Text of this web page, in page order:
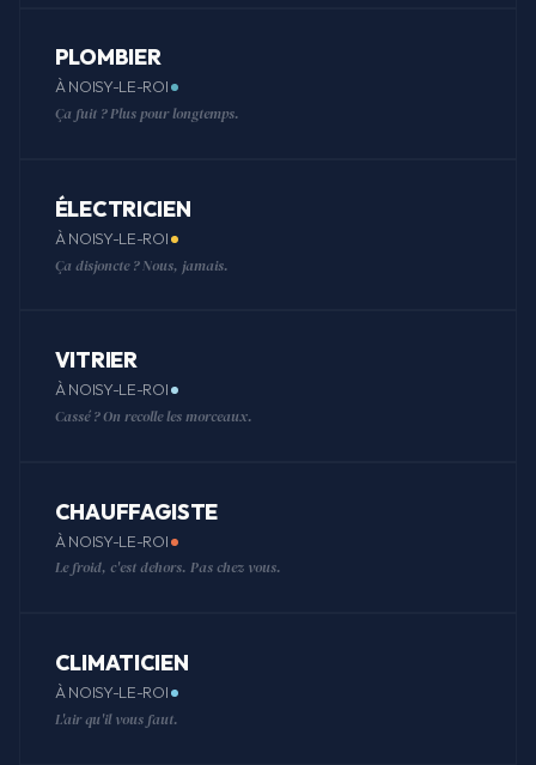
PLOMBIER
À NOISY-LE-ROI
Ça fuit ? Plus pour longtemps.
ÉLECTRICIEN
À NOISY-LE-ROI
Ça disjoncte ? Nous, jamais.
VITRIER
À NOISY-LE-ROI
Cassé ? On recolle les morceaux.
CHAUFFAGISTE
À NOISY-LE-ROI
Le froid, c'est dehors. Pas chez vous.
CLIMATICIEN
À NOISY-LE-ROI
L'air qu'il vous faut.